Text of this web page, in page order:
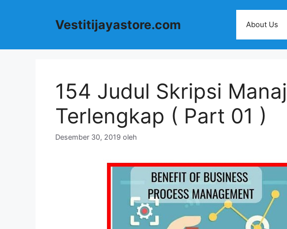
Vestitijayastore.com About Us
154 Judul Skripsi
Terlengkap ( Part 01 )
Desember 30, 2019 oleh